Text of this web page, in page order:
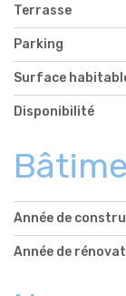
Terrasse
Parking
Surface
Disponibilité
Année de
Année de